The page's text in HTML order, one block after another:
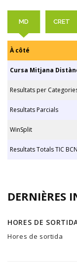
MD CRET
À côté
Cursa Mitjana
Resultats per
Resultats Parcials
WinSplit
Resultats Totals TIC
DERNIÈRES
HORES DE
Hores de sortida